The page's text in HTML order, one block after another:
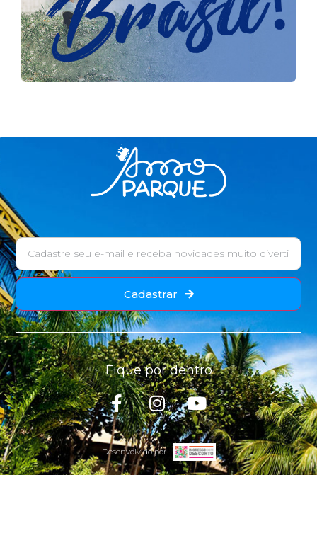
Cadastrar
Fique por dentro
Desenvolvido por